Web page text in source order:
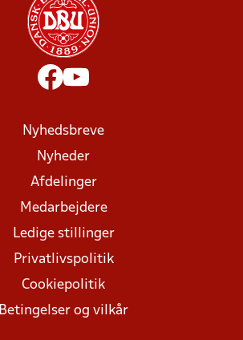
Nyhedsbreve
Nyheder
Afdelinger
Medarbejdere
Ledige stillinger
Privatlivspolitik
Cookiepolitik
Betingelser og vilkår